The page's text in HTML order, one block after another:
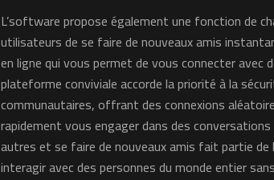
L’software propose également une fonction de
utilisateurs de se faire de nouveaux amis
en ligne qui vous permet de vous connecter avec
plateforme conviviale accorde la priorité à la
communautaires, offrant des connexions
rapidement vous engager dans des
autres et se faire de nouveaux amis fait partie
interagir avec des personnes du monde entier